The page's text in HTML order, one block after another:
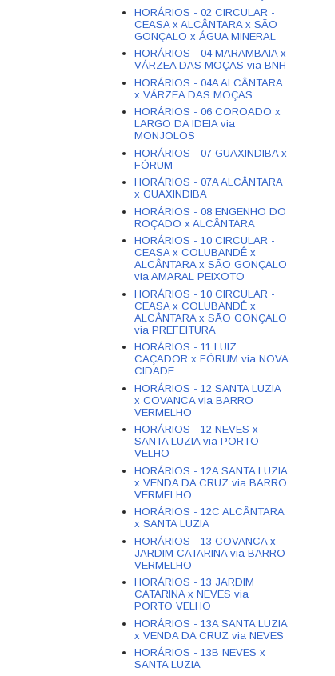
HORÁRIOS - 02 CIRCULAR -
CEASA x ALCÂNTARA x SÃO
GONÇALO x ÁGUA MINERAL
HORÁRIOS - 04 MARAMBAIA x
VÁRZEA DAS MOÇAS via BNH
HORÁRIOS - 04A ALCÂNTARA
x VÁRZEA DAS MOÇAS
HORÁRIOS - 06 COROADO x
LARGO DA IDEIA via
MONJOLOS
HORÁRIOS - 07 GUAXINDIBA x
FÓRUM
HORÁRIOS - 07A ALCÂNTARA
x GUAXINDIBA
HORÁRIOS - 08 ENGENHO DO
ROÇADO x ALCÂNTARA
HORÁRIOS - 10 CIRCULAR -
CEASA x COLUBANDÊ x
ALCÂNTARA x SÃO GONÇALO
via AMARAL PEIXOTO
HORÁRIOS - 10 CIRCULAR -
CEASA x COLUBANDÊ x
ALCÂNTARA x SÃO GONÇALO
via PREFEITURA
HORÁRIOS - 11 LUIZ
CAÇADOR x FÓRUM via NOVA
CIDADE
HORÁRIOS - 12 SANTA LUZIA
x COVANCA via BARRO
VERMELHO
HORÁRIOS - 12 NEVES x
SANTA LUZIA via PORTO
VELHO
HORÁRIOS - 12A SANTA LUZIA
x VENDA DA CRUZ via BARRO
VERMELHO
HORÁRIOS - 12C ALCÂNTARA
x SANTA LUZIA
HORÁRIOS - 13 COVANCA x
JARDIM CATARINA via BARRO
VERMELHO
HORÁRIOS - 13 JARDIM
CATARINA x NEVES via
PORTO VELHO
HORÁRIOS - 13A SANTA LUZIA
x VENDA DA CRUZ via NEVES
HORÁRIOS - 13B NEVES x
SANTA LUZIA